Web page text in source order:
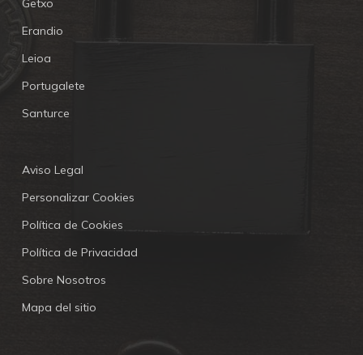
Getxo
Erandio
Leioa
Portugalete
Santurce
Aviso Legal
Personalizar Cookies
Política de Cookies
Política de Privacidad
Sobre Nosotros
Mapa del sitio